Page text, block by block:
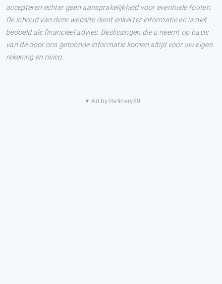
accepteren echter geen aansprakelijkheid voor eventuele fouten.
De inhoud van deze website dient enkel ter informatie en is niet
bedoeld als financieel advies. Beslissingen die u neemt op basis
van de door ons getoonde informatie komen altijd voor uw eigen
rekening en risico.
▼ Ad by Refinery89